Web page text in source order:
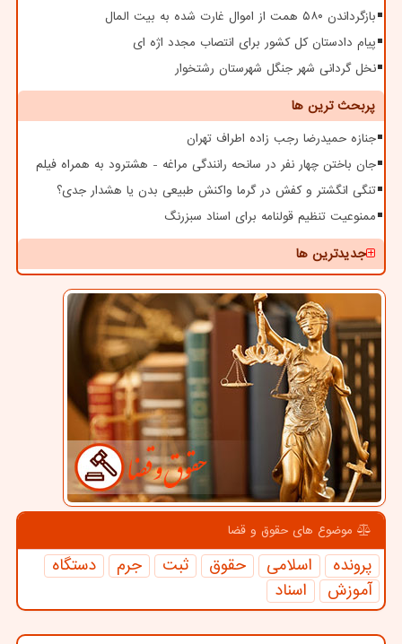
بازگرداندن ۵۸۰ همت از اموال غارت شده به بیت المال
پیام دادستان کل کشور برای انتصاب مجدد اژه ای
نخل گردانی شهر جنگل شهرستان رشتخوار
پربحث ترین ها
جنازه حمیدرضا رجب زاده اطراف تهران
جان باختن چهار نفر در سانحه رانندگی مراغه - هشترود به همراه فیلم
تنگی انگشتر و کفش در گرما واکنش طبیعی بدن یا هشدار جدی؟
ممنوعیت تنظیم قولنامه برای اسناد سبزرنگ
جدیدترین ها
موضوع های حقوق و قضا
پرونده اسلامی حقوق ثبت جرم
دستگاه
آموزش
اسناد